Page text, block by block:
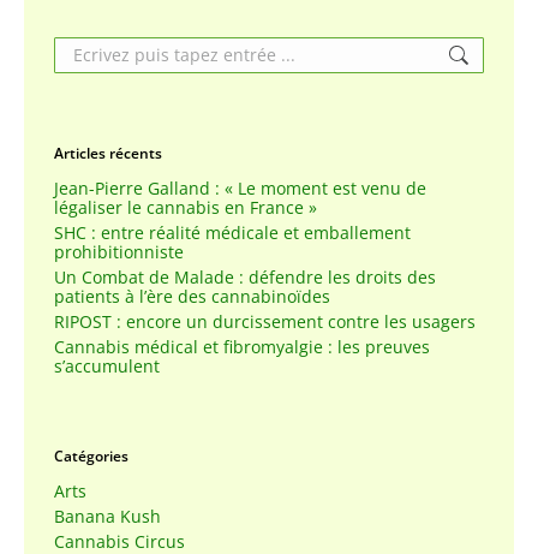
Search:
Articles récents
Jean-Pierre Galland : « Le moment est venu de
légaliser le cannabis en France »
SHC : entre réalité médicale et emballement
prohibitionniste
Un Combat de Malade : défendre les droits des
patients à l’ère des cannabinoïdes
RIPOST : encore un durcissement contre les usagers
Cannabis médical et fibromyalgie : les preuves
s’accumulent
Catégories
Arts
Banana Kush
Cannabis Circus